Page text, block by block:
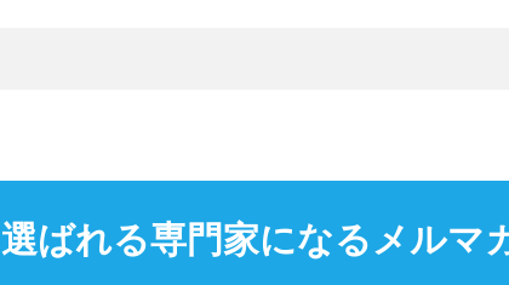
選ばれる専門家になるメルマ